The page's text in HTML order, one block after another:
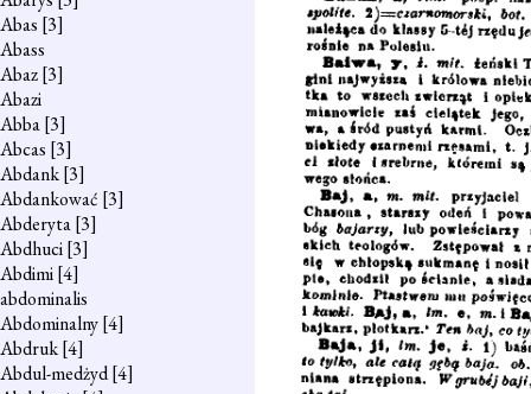
Abas [3]
Abass
Abaz[3]
Abazi
Abba[3]
Abcas [3]
Abdank[3]
Abdankować [3]
Abderyta[3]
Abdhuci[3]
Abdimi[4]
abdominalis
Abdominalny[4]
Abdruk[4]
Abdul-medżyd[4]